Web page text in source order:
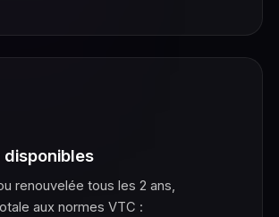
disponibles
renouvelée tous les 2 ans,
aux normes VTC :